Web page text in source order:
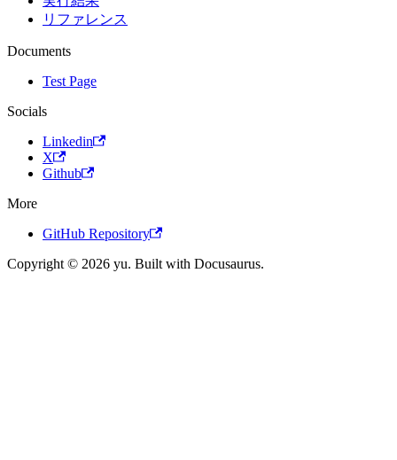
リファレンス
Documents
Test Page
Socials
Linkedin
X
Github
More
GitHub Repository
Copyright © 2026 yu. Built with Docusaurus.